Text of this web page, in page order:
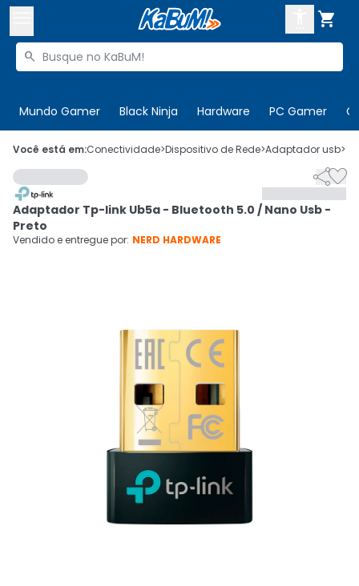

Buscar produtos

Mundo Gamer Black Ninja Hardware PC Gamer
 Olá. Acesse sua conta
 Departamentos
Cupons
CADASTRE-SE
Você está em:Conectividade>Dispositivo de Rede>Adaptador usb>

Adaptador Tp-link Ub5a - Bluetooth 5.0 / Nano Usb -
Preto
Vendido e entregue por: NERD HARDWARE